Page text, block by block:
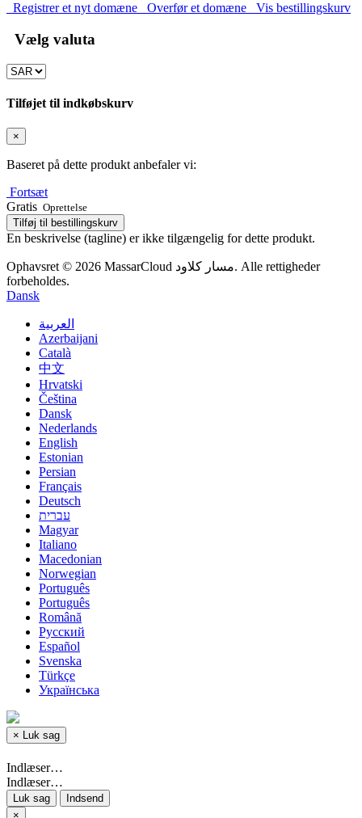
Registrer et nyt domæne Overfør et domæne Vis bestillingskurv
Vælg valuta
Tilføjet til indkøbskurv
×
Baseret på dette produkt anbefaler vi:
Fortsæt
Gratis Oprettelse
Tilføj til bestillingskurv
En beskrivelse (tagline) er ikke tilgængelig for dette produkt.
Ophavsret © 2026 MassarCloud مسار كلاود. Alle rettigheder
forbeholdes.
Dansk
العربية
Azerbaijani
Català
中文
Hrvatski
Čeština
Dansk
Nederlands
English
Estonian
Persian
Français
Deutsch
עברית
Magyar
Italiano
Macedonian
Norwegian
Português
Português
Română
Русский
Español
Svenska
Türkçe
Українська
× Luk sag
Indlæser…
Indlæser…
Luk sag
Indsend
×